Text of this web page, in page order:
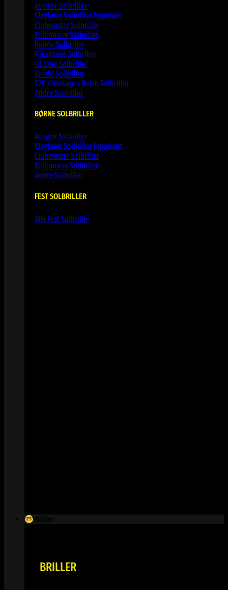
Aviator Solbriller
Wayfarer Solbriller
Clubmaster Solbriller
Millionaire Solbriller
Runde Solbriller
Firkantede Solbriller
Fit Over Solbriller
Shield Solbriller
Y2K / Vintage / Retro Solbriller
Andre Solbriller
BØRNE SOLBRILLER
Aviator Solbriller
Wayfarer Solbriller
Clubmaster Solbriller
Millionaire Solbriller
Andre Solbriller
FEST SOLBRILLER
Alle Fest Solbriller
BRILLER